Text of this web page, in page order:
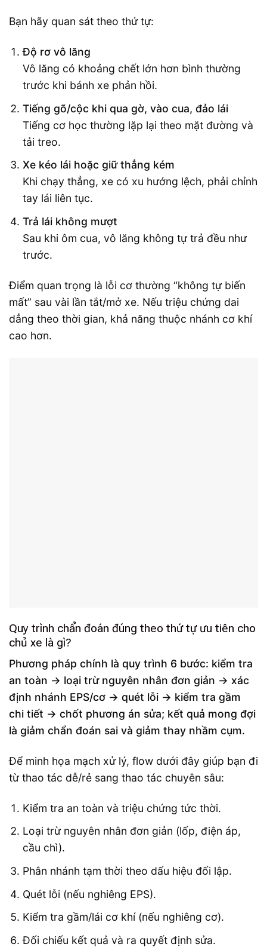
Bạn hãy quan sát theo thứ tự:
Độ rơ vô lăng
Vô lăng có khoảng chết lớn hơn bình thường
trước khi bánh xe phản hồi.
Tiếng gõ/cộc khi qua gờ, vào cua, đảo lái
Tiếng cơ học thường lặp lại theo mặt đường và
tải treo.
Xe kéo lái hoặc giữ thẳng kém
Khi chạy thẳng, xe có xu hướng lệch, phải chỉnh
tay lái liên tục.
Trả lái không mượt
Sau khi ôm cua, vô lăng không tự trả đều như
trước.
Điểm quan trọng là lỗi cơ thường “không tự biến
mất” sau vài lần tắt/mở xe. Nếu triệu chứng dai
dẳng theo thời gian, khả năng thuộc nhánh cơ khí
cao hơn.
Quy trình chẩn đoán đúng theo thứ tự ưu tiên cho
chủ xe là gì?
Phương pháp chính là quy trình 6 bước: kiểm tra
an toàn → loại trừ nguyên nhân đơn giản → xác
định nhánh EPS/cơ → quét lỗi → kiểm tra gầm
chi tiết → chốt phương án sửa; kết quả mong đợi
là giảm chẩn đoán sai và giảm thay nhầm cụm.
Để minh họa mạch xử lý, flow dưới đây giúp bạn đi
từ thao tác dễ/rẻ sang thao tác chuyên sâu:
Kiểm tra an toàn và triệu chứng tức thời.
Loại trừ nguyên nhân đơn giản (lốp, điện áp,
cầu chì).
Phân nhánh tạm thời theo dấu hiệu đối lập.
Quét lỗi (nếu nghiêng EPS).
Kiểm tra gầm/lái cơ khí (nếu nghiêng cơ).
Đối chiếu kết quả và ra quyết định sửa.